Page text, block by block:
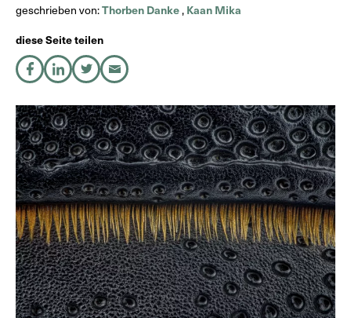
EN
geschrieben von:Thorben Danke, Kaan Mika
diese Seite teilen
auf Facebook teilen
auf LinkedIn teilen
auf X teilenper E-Mail teilen